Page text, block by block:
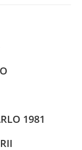
1981